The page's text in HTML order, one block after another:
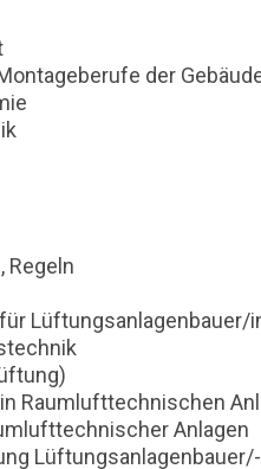
der
Regeln
Lüftungsanlagenbauer/
Raumlufttechnischen
Anlagen